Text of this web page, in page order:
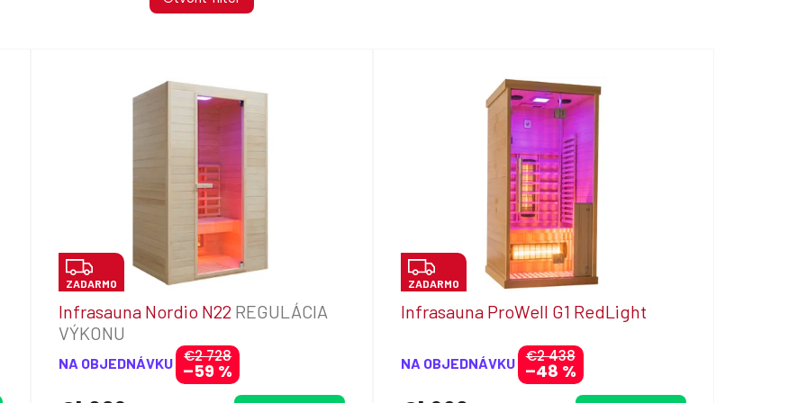
Z
A
D
A
R
ZADARMO
€2 728
–59 %
Infrasauna Nordio N22 REGULÁCIA
VÝKONU
NA OBJEDNÁVKU
Z
A
D
R
ZADARMO
€2 438
–48 %
Infrasauna ProWell G1 RedLight
NA OBJEDNÁVKU